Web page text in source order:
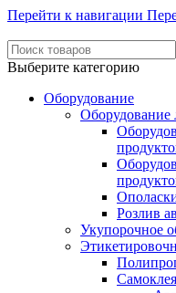
Перейти к навигации
Выберите категорию
Оборудование
Оборудование
Розлив
Укупорочное